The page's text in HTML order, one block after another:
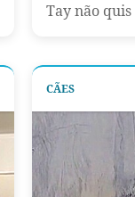
Tay não
CÃES